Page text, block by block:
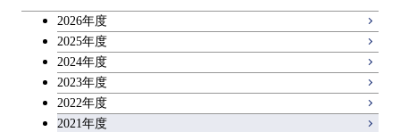
2026年度
2025年度
2024年度
2023年度
2022年度
2021年度